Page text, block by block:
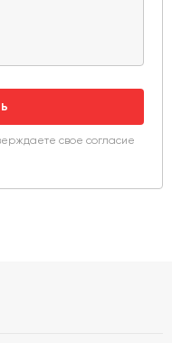
свое согласие